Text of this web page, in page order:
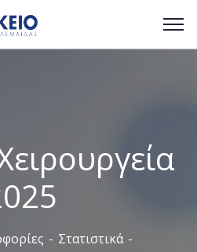
Στατιστικά